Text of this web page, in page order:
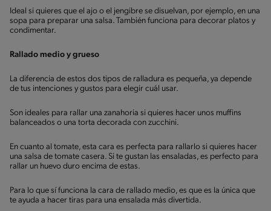
Ideal si quieres que el ajo o el jengibre se disuelvan, por ejemplo, en una
sopa para preparar una salsa. También funciona para decorar platos y
condimentar.
Rallado medio y grueso
La diferencia de estos dos tipos de ralladura es pequeña, ya depende
de tus intenciones y gustos para elegir cuál usar.
Son ideales para rallar una zanahoria si quieres hacer unos muffins
balanceados o una torta decorada con zucchini.
En cuanto al tomate, esta cara es perfecta para rallarlo si quieres hacer
una salsa de tomate casera. Si te gustan las ensaladas, es perfecto para
rallar un huevo duro encima de estas.
Para lo que sí funciona la cara de rallado medio, es que es la única que
te ayuda a hacer tiras para una ensalada más divertida.